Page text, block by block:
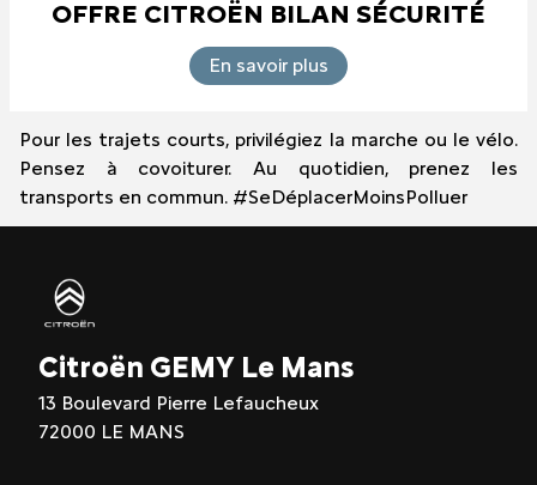
OFFRE CITROËN BILAN SÉCURITÉ
En savoir plus
Pour les trajets courts, privilégiez la marche ou le vélo.
Pensez à covoiturer. Au quotidien, prenez les
transports en commun. #SeDéplacerMoinsPolluer
Citroën GEMY Le Mans
13 Boulevard Pierre Lefaucheux
72000 LE MANS